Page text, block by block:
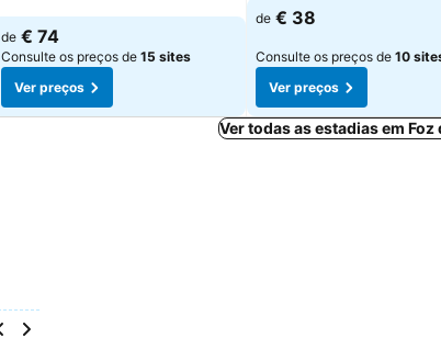
Ver preços
de € 74
Consulte os preços de 15 sites
Ver preços
Ver preços
de € 38
Consulte os preços de 10
Ver preços
Ver todas as estadias em Foz